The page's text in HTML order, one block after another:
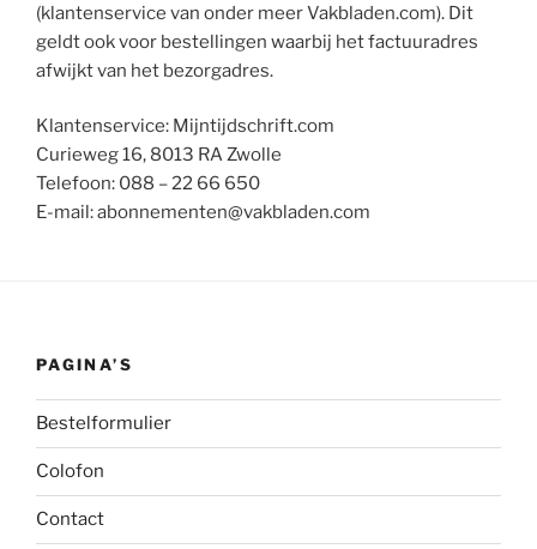
(klantenservice van onder meer Vakbladen.com). Dit
geldt ook voor bestellingen waarbij het factuuradres
afwijkt van het bezorgadres.
Klantenservice: Mijntijdschrift.com
Curieweg 16, 8013 RA Zwolle
Telefoon: 088 – 22 66 650
E-mail: abonnementen@vakbladen.com
PAGINA’S
Bestelformulier
Colofon
Contact